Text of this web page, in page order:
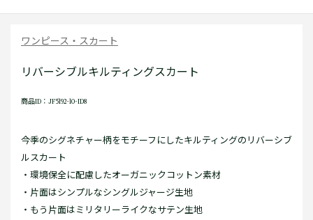
ワンピース・スカート
リバーシブルキルティングスカート
商品ID：JF5192-10-ID8
今季のシグネチャー柄をモチーフにしたキルティングのリバーシブ
ルスカート
・環境保全に配慮したオーガニックコットン素材
・片面はシンプルなシングルジャージ生地
・もう片面はミリタリーライクなサテン生地